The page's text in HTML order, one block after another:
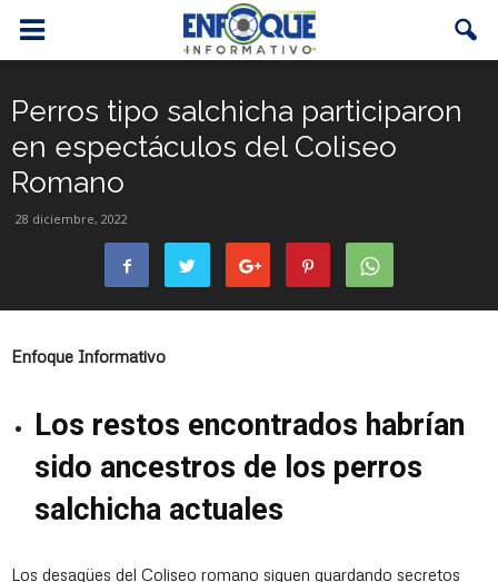
Perros tipo salchicha participaron
en espectáculos del Coliseo
Romano
28 diciembre, 2022
Enfoque Informativo
Los restos encontrados habrían
sido ancestros de los perros
salchicha actuales
Los desagües del Coliseo romano siguen guardando secretos